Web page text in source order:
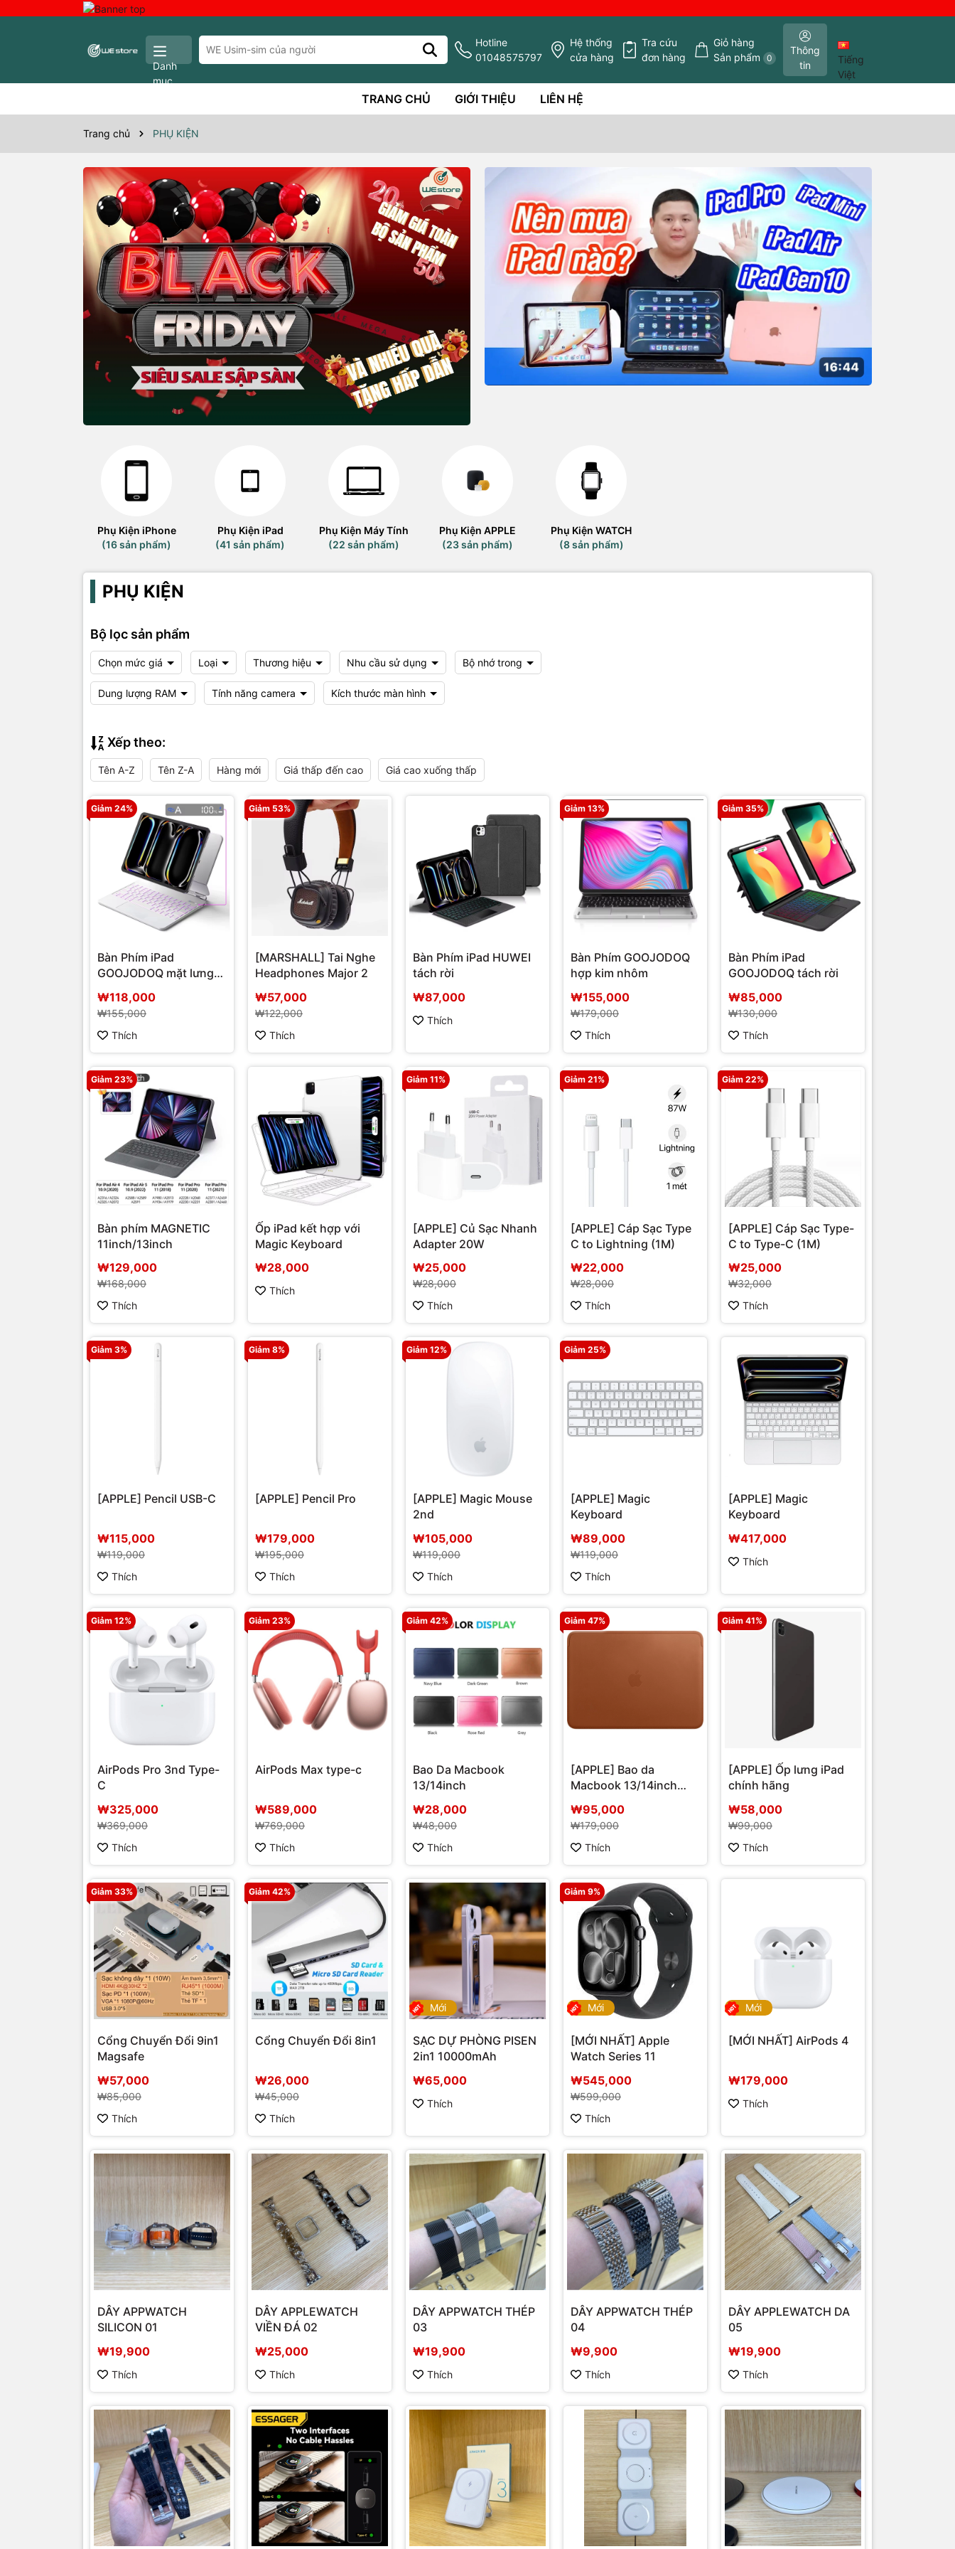
Danh
mục
Hotline
01048575797
Hệ thống
cửa hàng
Tra cứu
đơn hàng
Giỏ hàng
Sản phẩm 0
Thông
tin
Tiếng
Việt
TRANG CHỦ GIỚI THIỆU LIÊN HỆ
Trang chủ PHỤ KIỆN
Phụ Kiện iPhone
(16 sản phẩm)
Phụ Kiện iPad
(41 sản phẩm)
Phụ Kiện Máy Tính
(22 sản phẩm)
Phụ Kiện APPLE
(23 sản phẩm)
Phụ Kiện WATCH
(8 sản phẩm)
PHỤ KIỆN
Bộ lọc sản phẩm
Chọn mức giá Loại Thương hiệu Nhu cầu sử dụng Bộ nhớ trong
Dung lượng RAM Tính năng camera Kích thước màn hình
Xếp theo:
Tên A-Z Tên Z-A Hàng mới Giá thấp đến cao Giá cao xuống thấp
Giảm 24%
Bàn Phím iPad
GOOJODOQ mặt lưng
₩118,000
₩155,000
Thích
Giảm 53%
[MARSHALL] Tai Nghe
Headphones Major 2
₩57,000
₩122,000
Thích
Bàn Phím iPad HUWEI
tách rời
₩87,000
Thích
Giảm 13%
Bàn Phím GOOJODOQ
hợp kim nhôm
₩155,000
₩179,000
Thích
Giảm 35%
Bàn Phím iPad
GOOJODOQ tách rời
₩85,000
₩130,000
Thích
Giảm 23%
Bàn phím MAGNETIC
11inch/13inch
₩129,000
₩168,000
Thích
Ốp iPad kết hợp với
Magic Keyboard
₩28,000
Thích
Giảm 11%
[APPLE] Củ Sạc Nhanh
Adapter 20W
₩25,000
₩28,000
Thích
Giảm 21%
[APPLE] Cáp Sạc Type
C to Lightning (1M)
₩22,000
₩28,000
Thích
Giảm 22%
[APPLE] Cáp Sạc Type-
C to Type-C (1M)
₩25,000
₩32,000
Thích
Giảm 3%
[APPLE] Pencil USB-C
₩115,000
₩119,000
Thích
Giảm 8%
[APPLE] Pencil Pro
₩179,000
₩195,000
Thích
Giảm 12%
[APPLE] Magic Mouse
2nd
₩105,000
₩119,000
Thích
Giảm 25%
[APPLE] Magic
Keyboard
₩89,000
₩119,000
Thích
[APPLE] Magic
Keyboard
₩417,000
Thích
Giảm 12%
AirPods Pro 3nd Type-
C
₩325,000
₩369,000
Thích
Giảm 23%
AirPods Max type-c
₩589,000
₩769,000
Thích
Giảm 42%
Bao Da Macbook
13/14inch
₩28,000
₩48,000
Thích
Giảm 47%
[APPLE] Bao da
Macbook 13/14inch
₩95,000
₩179,000
Thích
Giảm 41%
[APPLE] Ốp lưng iPad
chính hãng
₩58,000
₩99,000
Thích
Giảm 33%
Cổng Chuyển Đổi 9in1
Magsafe
₩57,000
₩85,000
Thích
Giảm 42%
Cổng Chuyển Đổi 8in1
₩26,000
₩45,000
Thích
Mới
SẠC DỰ PHÒNG PISEN
2in1 10000mAh
₩65,000
Thích
Mới
Giảm 9%
[MỚI NHẤT] Apple
Watch Series 11
₩545,000
₩599,000
Thích
Mới
[MỚI NHẤT] AirPods 4
₩179,000
Thích
DÂY APPWATCH
SILICON 01
₩19,900
Thích
DÂY APPLEWATCH
VIỀN ĐÁ 02
₩25,000
Thích
DÂY APPWATCH THÉP
03
₩19,900
Thích
DÂY APPWATCH THÉP
04
₩9,900
Thích
DÂY APPLEWATCH DA
05
₩19,900
Thích